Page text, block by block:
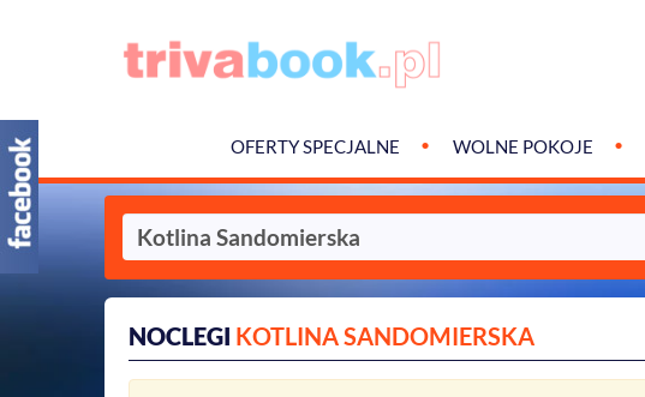
OFERTY SPECJALNE WOLNE POKOJE
NOCLEGI KOTLINA SANDOMIERSKA